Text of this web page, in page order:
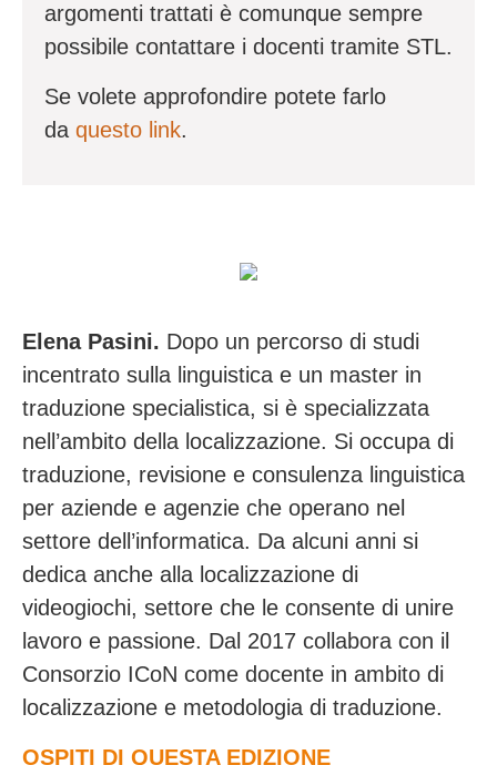
argomenti trattati è comunque sempre
possibile contattare i docenti tramite STL.
Se volete approfondire potete farlo
da questo link.
Elena Pasini. Dopo un percorso di studi
incentrato sulla linguistica e un master in
traduzione specialistica, si è specializzata
nell’ambito della localizzazione. Si occupa di
traduzione, revisione e consulenza linguistica
per aziende e agenzie che operano nel
settore dell’informatica. Da alcuni anni si
dedica anche alla localizzazione di
videogiochi, settore che le consente di unire
lavoro e passione. Dal 2017 collabora con il
Consorzio ICoN come docente in ambito di
localizzazione e metodologia di traduzione.
OSPITI DI QUESTA EDIZIONE